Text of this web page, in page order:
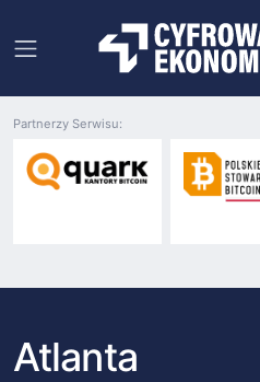
Partnerzy Serwisu:
Atlanta